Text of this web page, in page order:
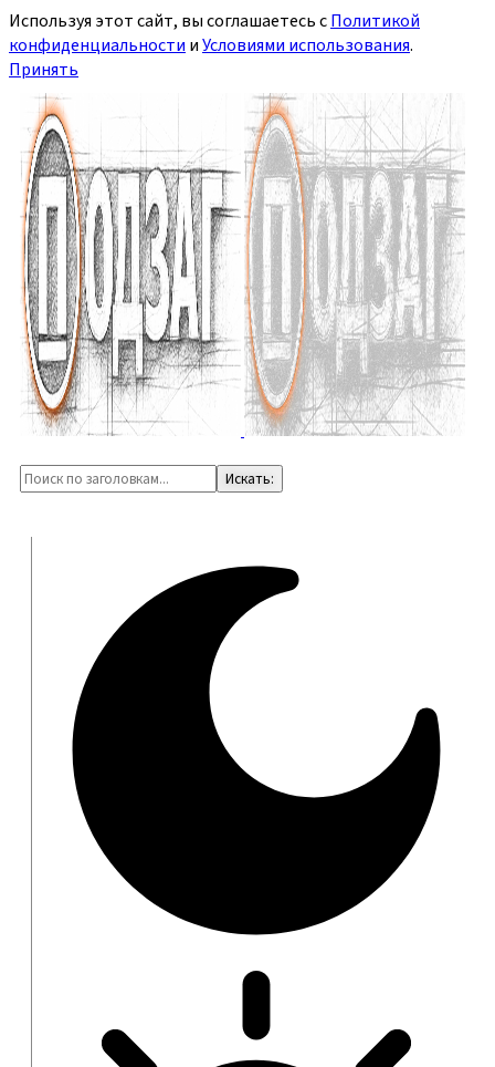
Используя этот сайт, вы соглашаетесь сПолитикой
конфиденциальности иУсловиями использования.
Принять